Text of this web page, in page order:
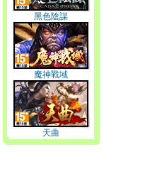
黑色陰謀
魔神戰域
天曲